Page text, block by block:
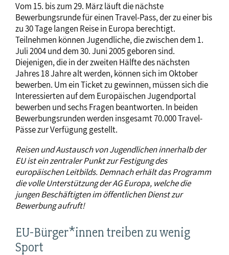
Vom 15. bis zum 29. März läuft die nächste
Bewerbungsrunde für einen Travel-Pass, der zu einer bis
zu 30 Tage langen Reise in Europa berechtigt.
Teilnehmen können Jugendliche, die zwischen dem 1.
Juli 2004 und dem 30. Juni 2005 geboren sind.
Diejenigen, die in der zweiten Hälfte des nächsten
Jahres 18 Jahre alt werden, können sich im Oktober
bewerben. Um ein Ticket zu gewinnen, müssen sich die
Interessierten auf dem Europäischen Jugendportal
bewerben und sechs Fragen beantworten. In beiden
Bewerbungsrunden werden insgesamt 70.000 Travel-
Pässe zur Verfügung gestellt.
Reisen und Austausch von Jugendlichen innerhalb der
EU ist ein zentraler Punkt zur Festigung des
europäischen Leitbilds. Demnach erhält das Programm
die volle Unterstützung der AG Europa, welche die
jungen Beschäftigten im öffentlichen Dienst zur
Bewerbung aufruft!
EU-Bürger*innen treiben zu wenig
Sport